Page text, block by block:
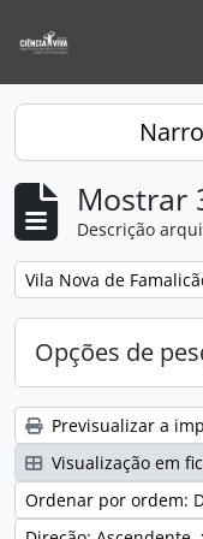
Mostrar
Descrição
Remove filter:
Vila Nova de
Opções de
Previsualizar a
Visualização em
Ordenar por ordem: